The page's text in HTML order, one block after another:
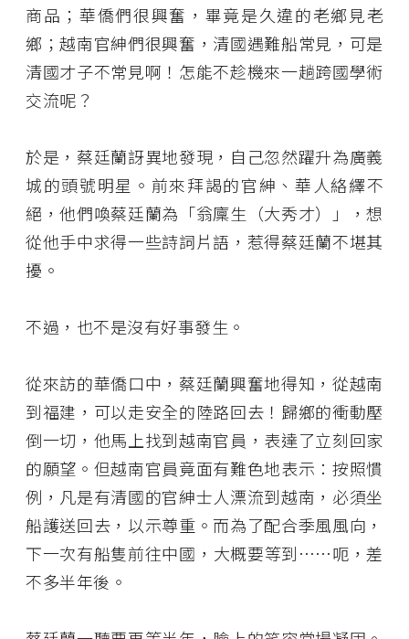
商品；華僑們很興奮，畢竟是久違的老鄉見老
鄉；越南官紳們很興奮，清國遇難船常見，可是
清國才子不常見啊！怎能不趁機來一趟跨國學術
交流呢？
於是，蔡廷蘭訝異地發現，自己忽然躍升為廣義
城的頭號明星。前來拜謁的官紳、華人絡繹不
絕，他們喚蔡廷蘭為「翁廩生（大秀才）」，想
從他手中求得一些詩詞片語，惹得蔡廷蘭不堪其
擾。
不過，也不是沒有好事發生。
從來訪的華僑口中，蔡廷蘭興奮地得知，從越南
到福建，可以走安全的陸路回去！歸鄉的衝動壓
倒一切，他馬上找到越南官員，表達了立刻回家
的願望。但越南官員竟面有難色地表示：按照慣
例，凡是有清國的官紳士人漂流到越南，必須坐
船護送回去，以示尊重。而為了配合季風風向，
下一次有船隻前往中國，大概要等到……呃，差
不多半年後。